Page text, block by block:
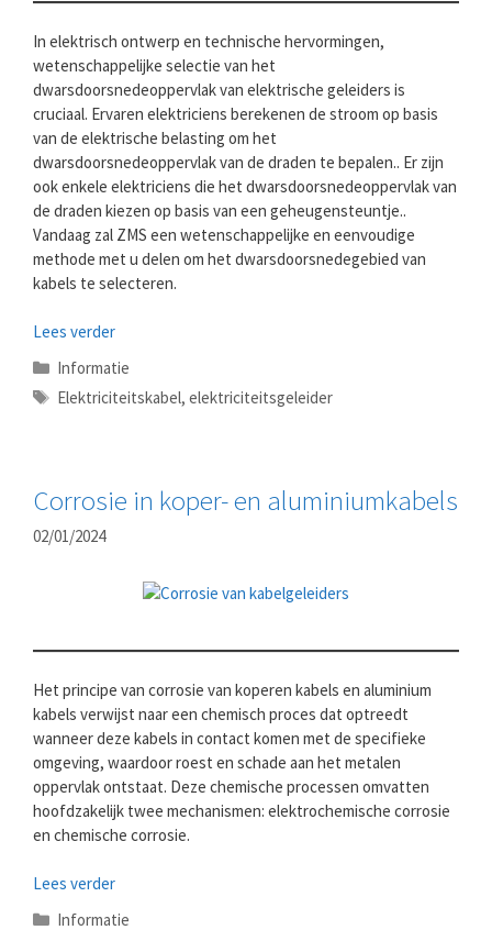
In elektrisch ontwerp en technische hervormingen,
wetenschappelijke selectie van het
dwarsdoorsnedeoppervlak van elektrische geleiders is
cruciaal. Ervaren elektriciens berekenen de stroom op basis
van de elektrische belasting om het
dwarsdoorsnedeoppervlak van de draden te bepalen.. Er zijn
ook enkele elektriciens die het dwarsdoorsnedeoppervlak van
de draden kiezen op basis van een geheugensteuntje..
Vandaag zal ZMS een wetenschappelijke en eenvoudige
methode met u delen om het dwarsdoorsnedegebied van
kabels te selecteren.
Lees verder
Categorieën
Informatie
Tags
Elektriciteitskabel, elektriciteitsgeleider
Corrosie in koper- en aluminiumkabels
02/01/2024
Het principe van corrosie van koperen kabels en aluminium
kabels verwijst naar een chemisch proces dat optreedt
wanneer deze kabels in contact komen met de specifieke
omgeving, waardoor roest en schade aan het metalen
oppervlak ontstaat. Deze chemische processen omvatten
hoofdzakelijk twee mechanismen: elektrochemische corrosie
en chemische corrosie.
Lees verder
Categorieën
Informatie